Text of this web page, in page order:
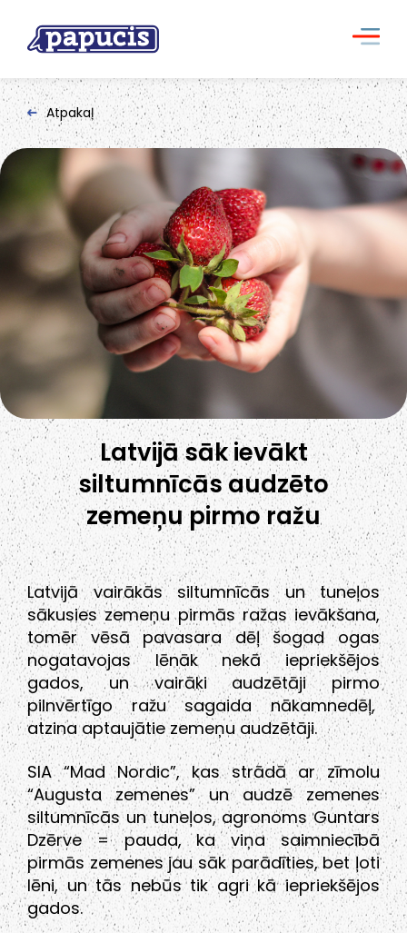
Atpakaļ
Latvijā sāk ievākt
siltumnīcās audzēto
zemeņu pirmo ražu
Latvijā vairākās siltumnīcās un tuneļos
sākusies zemeņu pirmās ražas ievākšana,
tomēr vēsā pavasara dēļ šogad ogas
nogatavojas lēnāk nekā iepriekšējos
gados, un vairāki audzētāji pirmo
pilnvērtīgo ražu sagaida nākamnedēļ,
atzina aptaujātie zemeņu audzētāji.
SIA “Mad Nordic”, kas strādā ar zīmolu
“Augusta zemenes” un audzē zemenes
siltumnīcās un tuneļos, agronoms Guntars
Dzērve = pauda, ka viņa saimniecībā
pirmās zemenes jau sāk parādīties, bet ļoti
lēni, un tās nebūs tik agri kā iepriekšējos
gados.